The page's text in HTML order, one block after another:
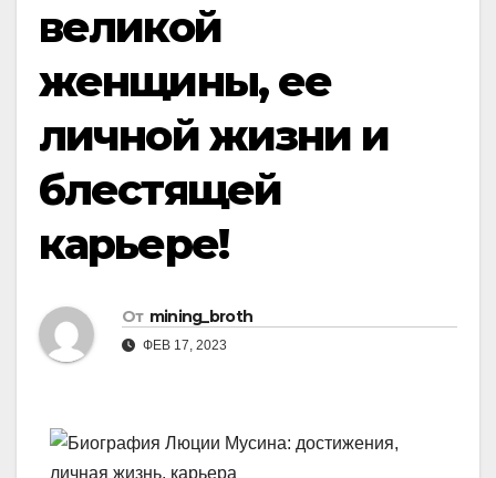
великой
женщины, ее
личной жизни и
блестящей
карьере!
От mining_broth
ФЕВ 17, 2023